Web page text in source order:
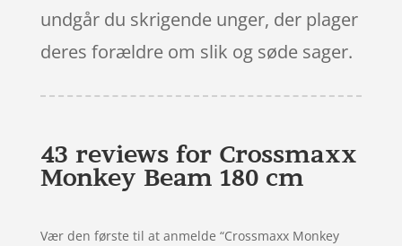
undgår du skrigende unger, der plager
deres forældre om slik og søde sager.
43 reviews for Crossmaxx
Monkey Beam 180 cm
Vær den første til at anmelde “Crossmaxx Monkey